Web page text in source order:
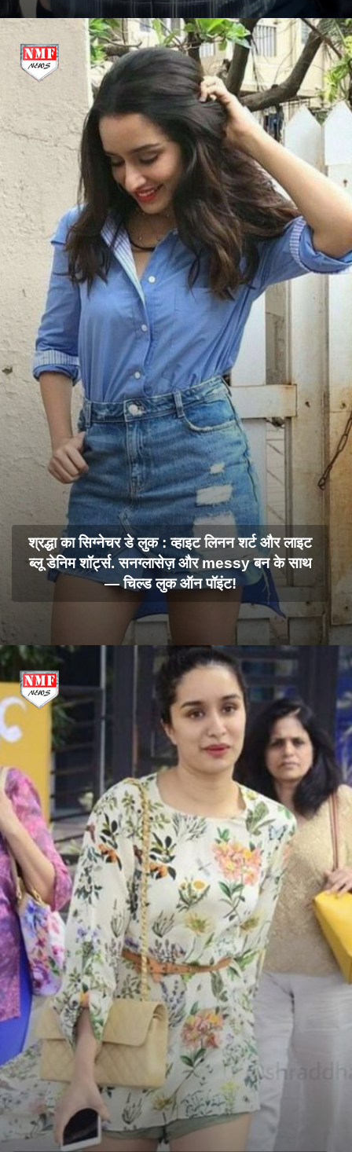
श्रद्धा का सिग्नेचर डे लुक : व्हाइट लिनन शर्ट और लाइट
ब्लू डेनिम शॉर्ट्स. सनग्लासेज़ और messy बन के साथ
— चिल्ड लुक ऑन पॉइंट!